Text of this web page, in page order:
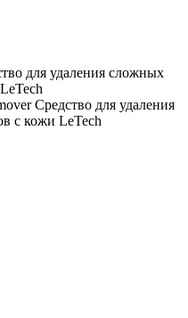
для удаления сложных
Средство для удаления
с кожи LeTech